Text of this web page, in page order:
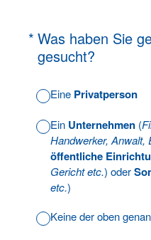
* Was haben Sie
gesucht?
(Erforderlich.)
Eine Privatperson
Ein Unternehmen (
Handwerker, Anwalt,
öffentliche
Gericht etc.) oder
etc.)
Keine der oben